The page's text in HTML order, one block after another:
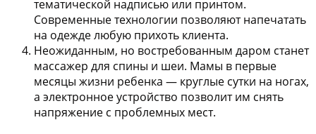
тематической надписью или принтом.
Современные технологии позволяют напечатать
на одежде любую прихоть клиента.
Неожиданным, но востребованным даром станет
массажер для спины и шеи. Мамы в первые
месяцы жизни ребенка — круглые сутки на ногах,
а электронное устройство позволит им снять
напряжение с проблемных мест.